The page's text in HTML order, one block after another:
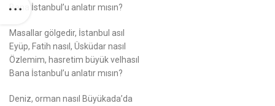
Bana İstanbul’u anlatır mısın?
Masallar gölgedir, İstanbul asıl
Eyüp, Fatih nasıl, Üsküdar nasıl
Özlemim, hasretim büyük velhasıl
Bana İstanbul’u anlatır mısın?
Deniz, orman nasıl Büyükada’da